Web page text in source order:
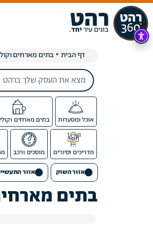
דף הבית• בתים מארחים
אוכל ומסעדות בתים מארחים
מדריכים וסיורים מוסכים ורכב
אזור השוק אזור
בתים